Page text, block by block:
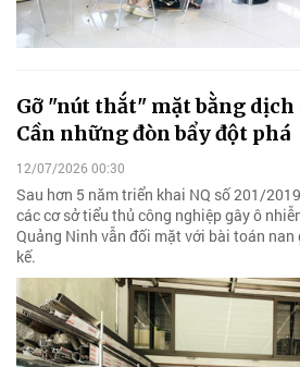
Gỡ "nút thắt" mặt bằng dịch
Cần những đòn bẩy đột phá
12/07/2026 00:30
Sau hơn 5 năm triển khai NQ số 201/
các cơ sở tiểu thủ công nghiệp gây ô
Quảng Ninh vẫn đối mặt với bài toán
kế.